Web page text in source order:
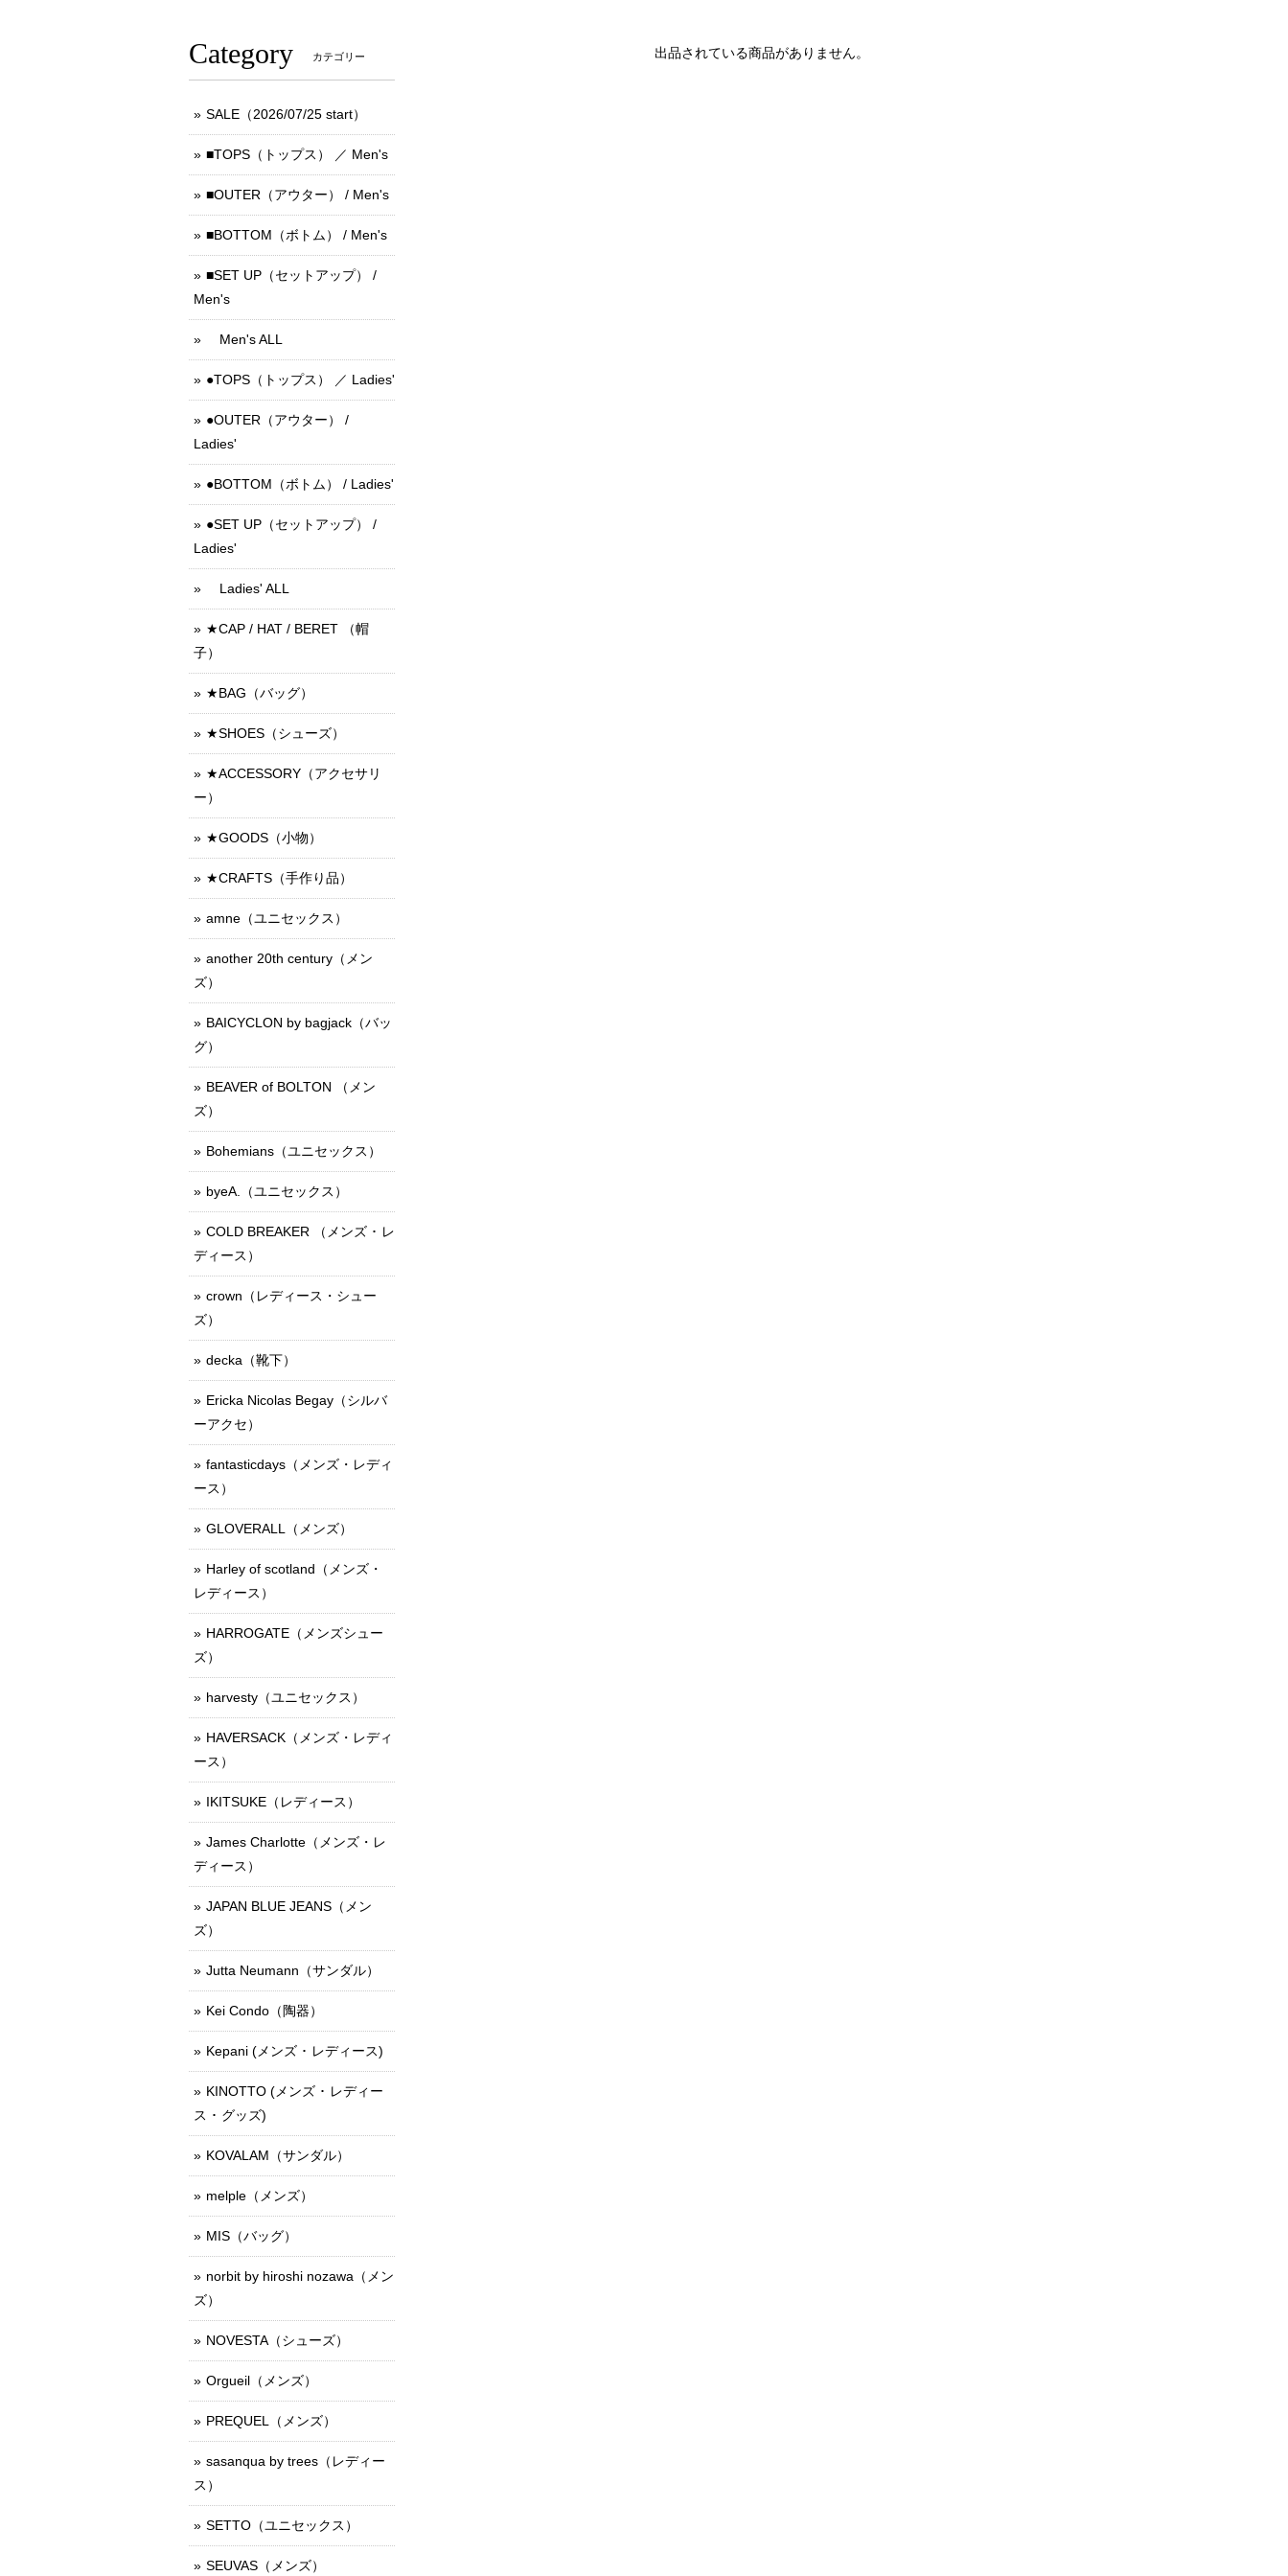
出品されている商品がありません。
Category カテゴリー
SALE（2026/07/25 start）
■TOPS（トップス） ／ Men's
■OUTER（アウター） / Men's
■BOTTOM（ボトム） / Men's
■SET UP（セットアップ） /
Men's
Men's ALL
●TOPS（トップス） ／ Ladies'
●OUTER（アウター） /
Ladies'
●BOTTOM（ボトム） / Ladies'
●SET UP（セットアップ） /
Ladies'
Ladies' ALL
★CAP / HAT / BERET （帽
子）
★BAG（バッグ）
★SHOES（シューズ）
★ACCESSORY（アクセサリ
ー）
★GOODS（小物）
★CRAFTS（手作り品）
amne（ユニセックス）
another 20th century（メン
ズ）
BAICYCLON by bagjack（バッ
グ）
BEAVER of BOLTON （メン
ズ）
Bohemians（ユニセックス）
byeA.（ユニセックス）
COLD BREAKER （メンズ ･ レ
ディース）
crown（レディース・シュー
ズ）
decka（靴下）
Ericka Nicolas Begay（シルバ
ーアクセ）
fantasticdays（メンズ・レディ
ース）
GLOVERALL（メンズ）
Harley of scotland（メンズ・
レディース）
HARROGATE（メンズシュー
ズ）
harvesty（ユニセックス）
HAVERSACK（メンズ・レディ
ース）
IKITSUKE（レディース）
James Charlotte（メンズ・レ
ディース）
JAPAN BLUE JEANS（メン
ズ）
Jutta Neumann（サンダル）
Kei Condo（陶器）
Kepani (メンズ ･ レディース)
KINOTTO (メンズ ･ レディー
ス ･ グッズ)
KOVALAM（サンダル）
melple（メンズ）
MIS（バッグ）
norbit by hiroshi nozawa（メン
ズ）
NOVESTA（シューズ）
Orgueil（メンズ）
PREQUEL（メンズ）
sasanqua by trees（レディー
ス）
SETTO（ユニセックス）
SEUVAS（メンズ）